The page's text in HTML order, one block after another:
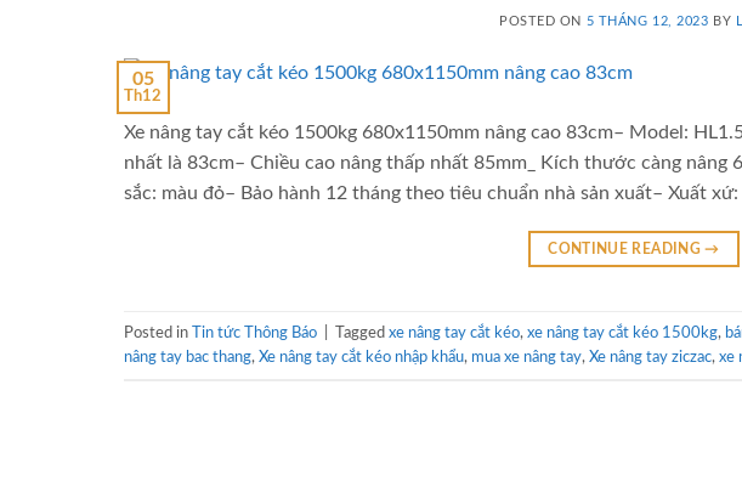
POSTED ON 5 THÁNG 12, 2023 BY
05
Th12
Xe nâng tay cắt kéo 1500kg 680x1150mm nâng cao 83cm– Model:
nhất là 83cm– Chiều cao nâng thấp nhất 85mm_ Kích thước càng
sắc: màu đỏ– Bảo hành 12 tháng theo tiêu chuẩn nhà sản xuất– Xuất xứ:
CONTINUE READING→
Posted in Tin tức Thông Báo Tagged xe nâng tay cắt kéo, xe nâng tay cắt kéo 1500kg,
nâng tay bac thang, Xe nâng tay cắt kéo nhập khẩu, mua xe nâng tay, Xe nâng tay ziczac, xe